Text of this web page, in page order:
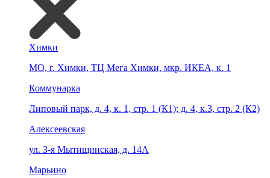
Химки
МО, г. Химки, ТЦ Мега Химки, мкр. ИКЕА, к. 1
Коммунарка
Липовый парк, д. 4, к. 1, стр. 1 (К1); д. 4, к.3, стр. 2 (К2)
Алексеевская
ул. 3-я Мытищинская, д. 14А
Марьино